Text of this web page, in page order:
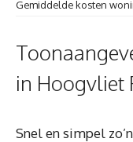
Gemiddelde kosten
in Hoogvliet
Snel en simpel